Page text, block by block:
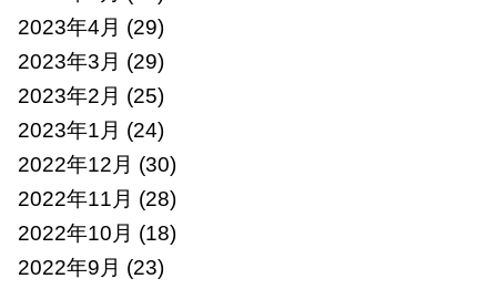
2023年4月 (29)
2023年3月 (29)
2023年2月 (25)
2023年1月 (24)
2022年12月 (30)
2022年11月 (28)
2022年10月 (18)
2022年9月 (23)